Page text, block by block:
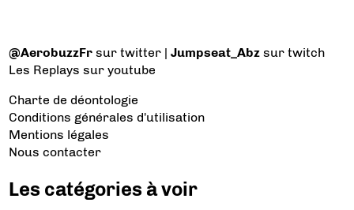
@AerobuzzFr sur twitter |Jumpseat_Abz sur twitch
Les Replays sur youtube
Charte de déontologie
Conditions générales d'utilisation
Mentions légales
Nous contacter
Les catégories à voir